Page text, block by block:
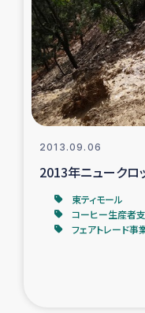
ガザ地区に
ガザ地区酪農
ふりかけ普及
女性の生計向
2013.09.06
2013年ニュークロ
東ティモール
コーヒー生産者
フェアトレード事